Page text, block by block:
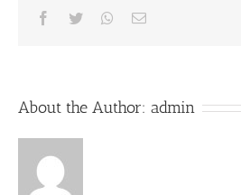
Facebook
Twitter Whatsapp
Email
About the Author: admin